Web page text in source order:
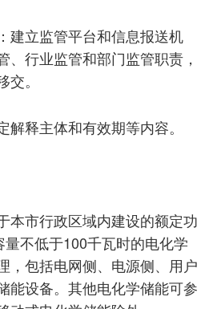
建立监管平台和信息报送机
、行业监管和部门监管职责，
。
解释主体和有效期等内容。
本市行政区域内建设的额定功
不低于100千瓦时的电化学
，包括电网侧、电源侧、用户
能设备。其他电化学储能可参